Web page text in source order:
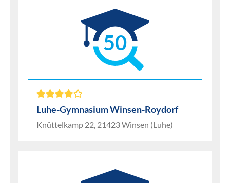
50
Luhe-Gymnasium Winsen-Roydorf
Knüttelkamp 22, 21423 Winsen (Luhe)